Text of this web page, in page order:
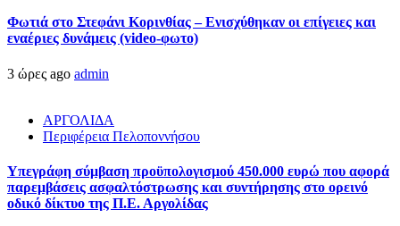
Φωτιά στο Στεφάνι Κορινθίας – Ενισχύθηκαν οι επίγειες και
εναέριες δυνάμεις (video-φωτο)
3 ώρες ago admin
ΑΡΓΟΛΙΔΑ
Περιφέρεια Πελοποννήσου
Υπεγράφη σύμβαση προϋπολογισμού 450.000 ευρώ που αφορά
παρεμβάσεις ασφαλτόστρωσης και συντήρησης στο ορεινό
οδικό δίκτυο της Π.Ε. Αργολίδας